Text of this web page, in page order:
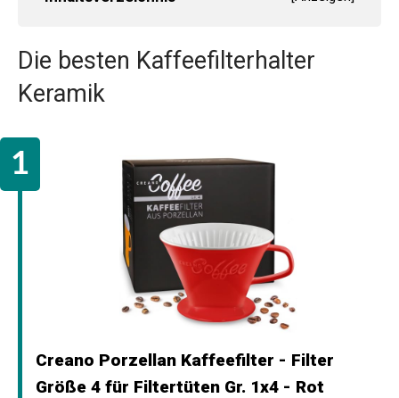
Die besten Kaffeefilterhalter
Keramik
Creano Porzellan Kaffeefilter - Filter
Größe 4 für Filtertüten Gr. 1x4 - Rot